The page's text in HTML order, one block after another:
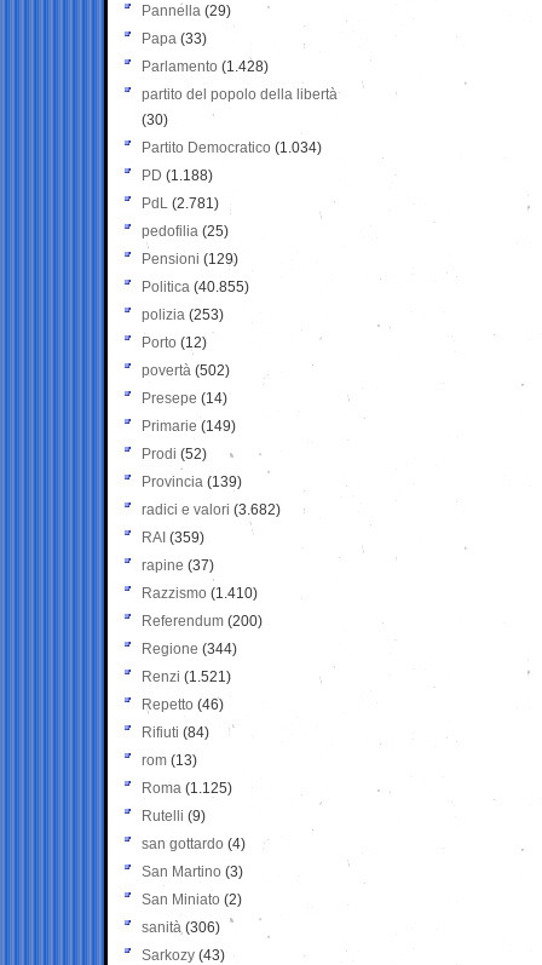
Pannella (29)
Papa (33)
Parlamento (1.428)
partito del popolo della libertà
(30)
Partito Democratico (1.034)
PD (1.188)
PdL (2.781)
pedofilia (25)
Pensioni (129)
Politica (40.855)
polizia (253)
Porto (12)
povertà (502)
Presepe (14)
Primarie (149)
Prodi (52)
Provincia (139)
radici e valori (3.682)
RAI (359)
rapine (37)
Razzismo (1.410)
Referendum (200)
Regione (344)
Renzi (1.521)
Repetto (46)
Rifiuti (84)
rom (13)
Roma (1.125)
Rutelli (9)
san gottardo (4)
San Martino (3)
San Miniato (2)
sanità (306)
Sarkozy (43)